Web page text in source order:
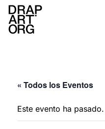
Ir al contenido principal
« Todos los Eventos
Este evento ha pasado.